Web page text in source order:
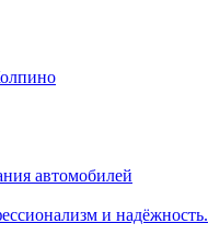
автомобилей
и надёжность.